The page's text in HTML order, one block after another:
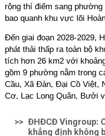
rộng thí điểm sang
bao quanh khu vực lõi
Đến giai đoạn 2028-2029,
phát thải thấp ra toàn bộ
tích hơn 26 km2 với
gồm 9 phường nằm trong
Cầu, Xã Đàn, Đại Cồ Việt,
Cơ, Lạc Long Quân, Bưởi
>> ĐHĐCĐ Vingroup:
khẳng định không